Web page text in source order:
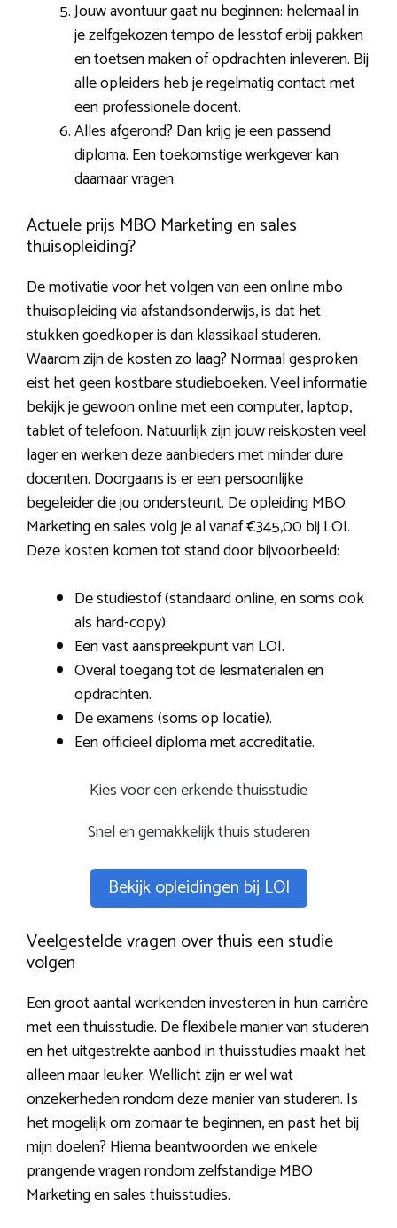
Jouw avontuur gaat nu beginnen: helemaal in
je zelfgekozen tempo de lesstof erbij pakken
en toetsen maken of opdrachten inleveren. Bij
alle opleiders heb je regelmatig contact met
een professionele docent.
Alles afgerond? Dan krijg je een passend
diploma. Een toekomstige werkgever kan
daarnaar vragen.
Actuele prijs MBO Marketing en sales
thuisopleiding?
De motivatie voor het volgen van een online mbo
thuisopleiding via afstandsonderwijs, is dat het
stukken goedkoper is dan klassikaal studeren.
Waarom zijn de kosten zo laag? Normaal gesproken
eist het geen kostbare studieboeken. Veel informatie
bekijk je gewoon online met een computer, laptop,
tablet of telefoon. Natuurlijk zijn jouw reiskosten veel
lager en werken deze aanbieders met minder dure
docenten. Doorgaans is er een persoonlijke
begeleider die jou ondersteunt. De opleiding MBO
Marketing en sales volg je al vanaf €345,00 bij LOI.
Deze kosten komen tot stand door bijvoorbeeld:
De studiestof (standaard online, en soms ook
als hard-copy).
Een vast aanspreekpunt van LOI.
Overal toegang tot de lesmaterialen en
opdrachten.
De examens (soms op locatie).
Een officieel diploma met accreditatie.
Kies voor een erkende thuisstudie
Snel en gemakkelijk thuis studeren
Bekijk opleidingen bij LOI
Veelgestelde vragen over thuis een studie
volgen
Een groot aantal werkenden investeren in hun carrière
met een thuisstudie. De flexibele manier van studeren
en het uitgestrekte aanbod in thuisstudies maakt het
alleen maar leuker. Wellicht zijn er wel wat
onzekerheden rondom deze manier van studeren. Is
het mogelijk om zomaar te beginnen, en past het bij
mijn doelen? Hierna beantwoorden we enkele
prangende vragen rondom zelfstandige MBO
Marketing en sales thuisstudies.